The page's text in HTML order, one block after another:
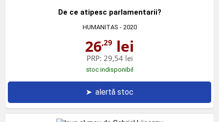
De ce atipesc parlamentarii?
HUMANITAS - 2020
26,29 lei
PRP: 29,54 lei
stoc indisponibil
➤ alertă stoc